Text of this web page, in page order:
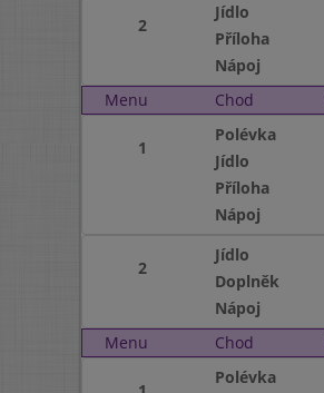
2
Jídlo
Příloha
Nápoj
Menu
Chod
1
Polévka
Jídlo
Příloha
Nápoj
2
Jídlo
Doplněk
Nápoj
Menu
Chod
Polévka